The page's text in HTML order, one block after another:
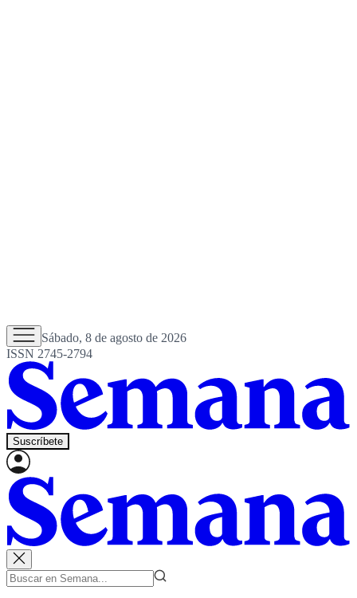
Sábado, 8 de agosto de 2026
ISSN 2745-2794
Suscríbete